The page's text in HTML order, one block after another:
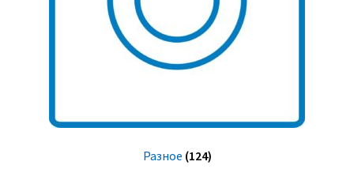
Разное (124)